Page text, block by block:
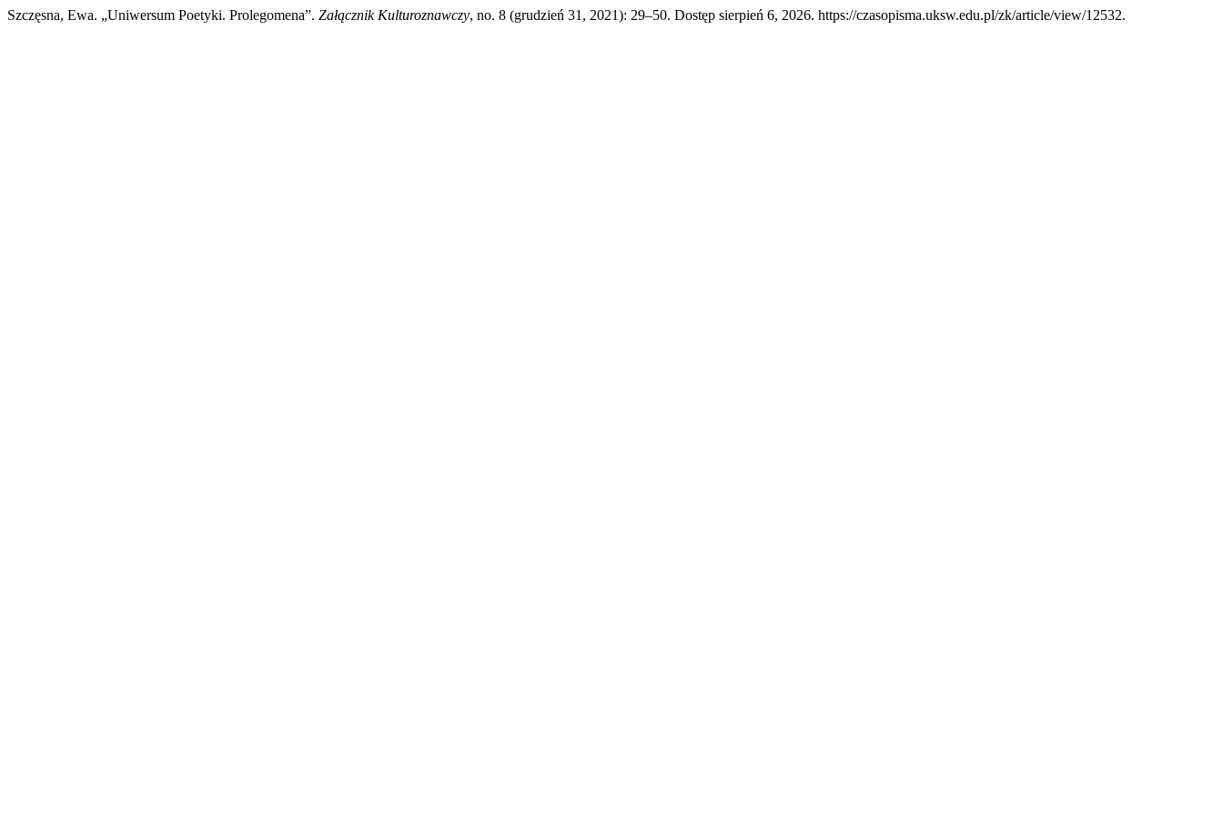
Szczęsna, Ewa. „Uniwersum Poetyki. Prolegomena”. Załącznik Kulturoznawczy, no. 8 (grudzień 31, 2021): 29–50. Dostęp sierpień 6, 2026. https://czasopisma.uksw.edu.pl/zk/article/view/12532.